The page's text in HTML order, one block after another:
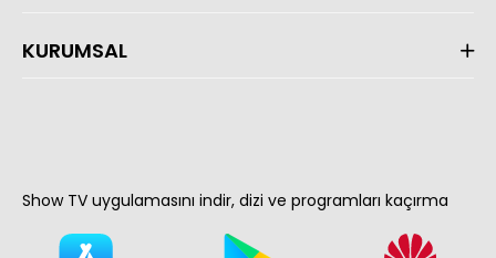
KURUMSAL
Show TV uygulamasını indir, dizi ve programları kaçırma